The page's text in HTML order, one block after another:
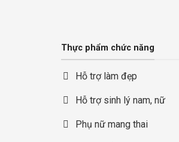
Thực phẩm chức năng
Hỗ trợ làm đẹp
Hỗ trợ sinh lý nam, nữ
Phụ nữ mang thai